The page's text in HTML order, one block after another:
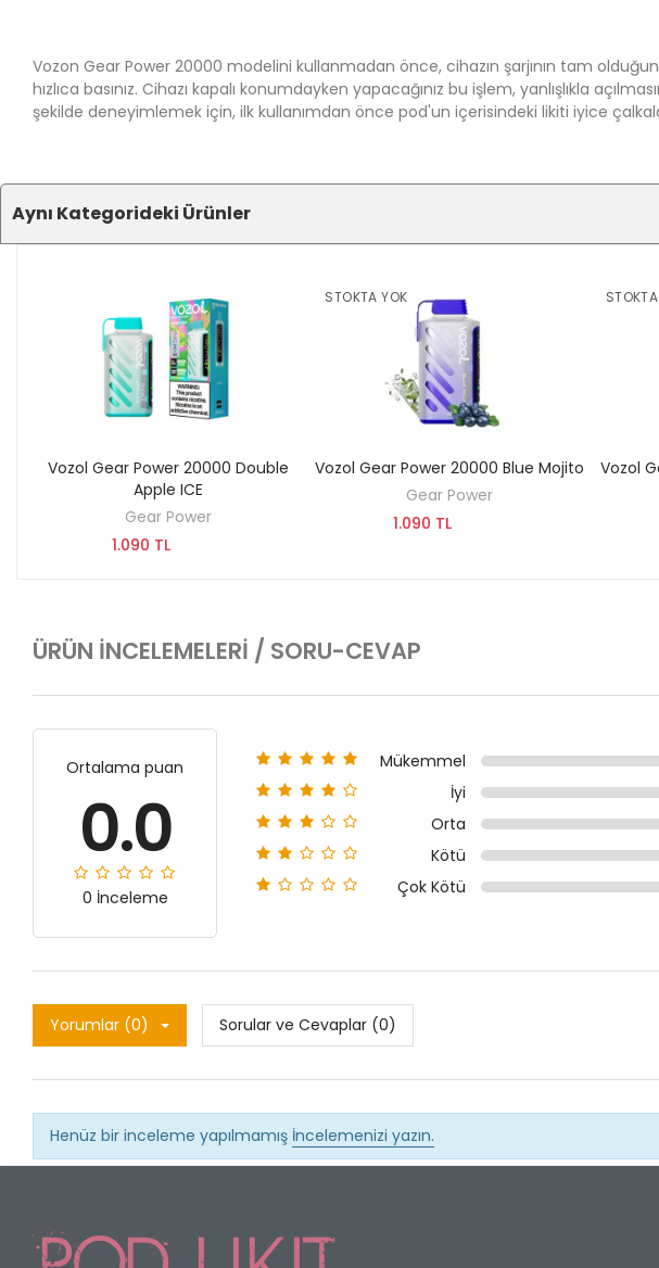
Vozon Gear Power 20000 modelini kullanmadan önce, cihazın şarjının tam
hızlıca basınız. Cihazı kapalı konumdayken yapacağınız bu işlem, yanlışlıkla
şekilde deneyimlemek için, ilk kullanımdan önce pod'un içerisindeki likiti iyice
Aynı Kategorideki Ürünler
SEPETE EKLE
Vozol Gear Power 20000 Double
Apple ICE
Gear Power
1.090 TL
STOKTA YOK
KEŞFET
Vozol Gear Power 20000 Blue Mojito
Gear Power
1.090 TL
Vozol
ÜRÜN İNCELEMELERI / SORU-CEVAP
Ortalama puan
0.0
0 İnceleme
Mükemmel
İyi
Orta
Kötü
Çok Kötü
Yorumlar (0) Sorular ve Cevaplar (0)
Henüz bir inceleme yapılmamış İncelemenizi yazın.